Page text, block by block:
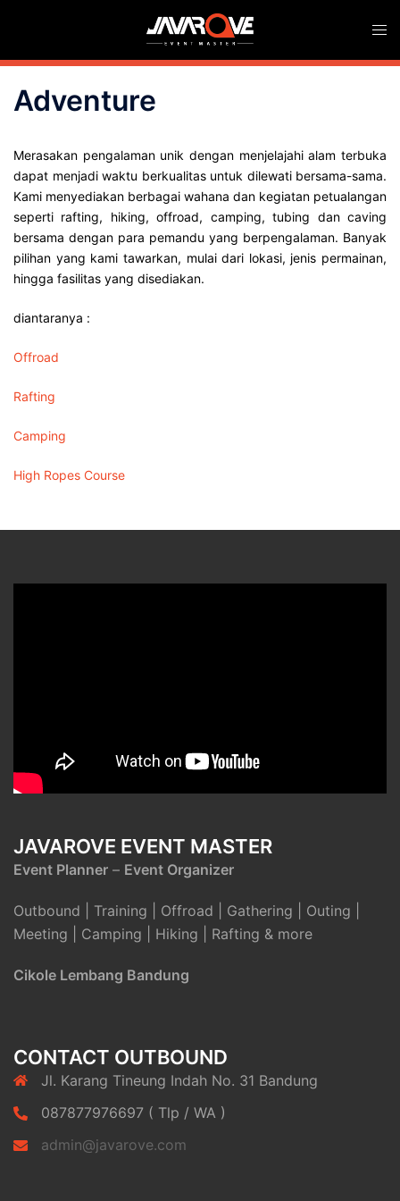
Adventure
Merasakan pengalaman unik dengan menjelajahi alam terbuka
dapat menjadi waktu berkualitas untuk dilewati bersama-sama.
Kami menyediakan berbagai wahana dan kegiatan petualangan
seperti rafting, hiking, offroad, camping, tubing dan caving
bersama dengan para pemandu yang berpengalaman. Banyak
pilihan yang kami tawarkan, mulai dari lokasi, jenis permainan,
hingga fasilitas yang disediakan.
diantaranya :
Offroad
Rafting
Camping
High Ropes Course
JAVAROVE EVENT MASTER
Event Planner – Event Organizer
Outbound | Training | Offroad | Gathering | Outing |
Meeting | Camping | Hiking | Rafting & more
Cikole Lembang Bandung
CONTACT OUTBOUND
Jl. Karang Tineung Indah No. 31 Bandung
087877976697 ( Tlp / WA )
admin@javarove.com